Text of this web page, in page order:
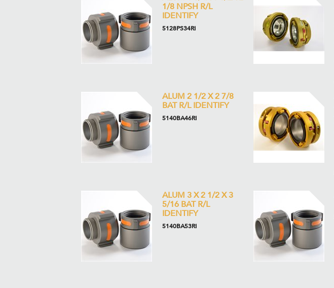
1/8 NPSH R/L
IDENTIFY
5128PS34RI
ALUM 2 1/2 X 2 7/8
BAT R/L IDENTIFY
5140BA46RI
ALUM 3 X 2 1/2 X 3
5/16 BAT R/L
IDENTIFY
5140BA53RI